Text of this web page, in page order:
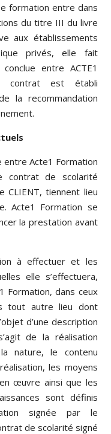
formation entre dans
du titre III du livre
aux établissements
privés, elle fait
entre ACTE1
contrat est établi
la recommandation
entre Acte1 Formation
contrat de scolarité
CLIENT, tiennent lieu
Acte1 Formation se
la prestation avant
à effectuer et les
elle s’effectuera,
Formation, dans ceux
tout autre lieu dont
d’une description
de la réalisation
nature, le contenu
les moyens
œuvre ainsi que les
sont définis
signée par le
de scolarité signé